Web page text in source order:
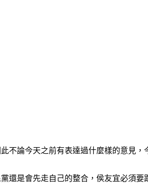
不論今天之前有表達過什麼樣的意見，
還是會先走自己的整合，侯友宜必須